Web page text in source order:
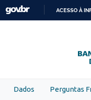
Skip to main content
ACESSO À
Dados Perguntas